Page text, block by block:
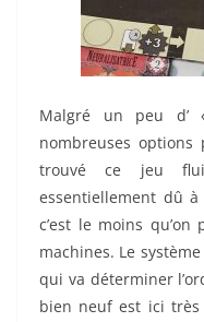
Malgré un peu d’
nombreuses options
trouvé ce jeu
essentiellement dû
c’est le moins
machines. Le
qui va déterminer
bien neuf est ici très